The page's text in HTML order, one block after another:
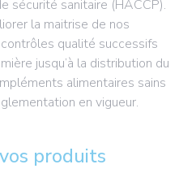
sécurité sanitaire (HACCP).
la maitrise de nos
qualité successifs
jusqu’à la distribution du
alimentaires sains
en vigueur.
produits